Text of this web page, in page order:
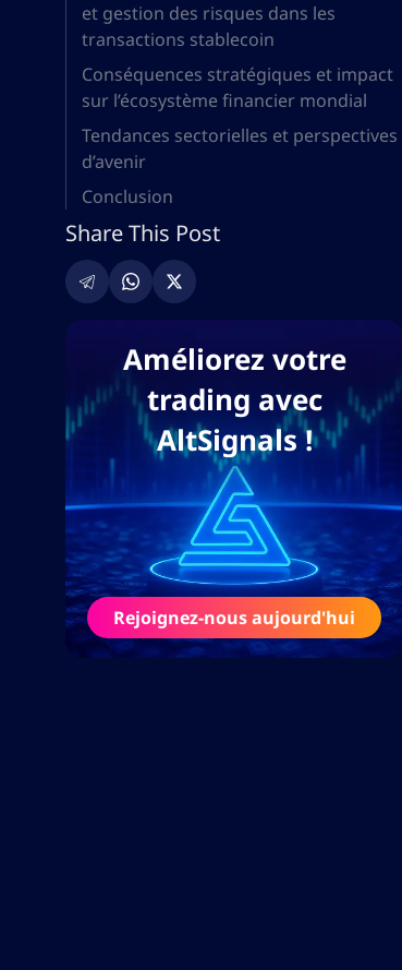
et gestion des risques dans les
transactions stablecoin
Conséquences stratégiques et impact
sur l’écosystème financier mondial
Tendances sectorielles et perspectives
d’avenir
Conclusion
Share This Post
Améliorez votre
trading avec
AltSignals !
Rejoignez-nous aujourd'hui